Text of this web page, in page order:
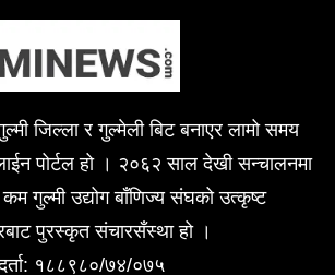
जिल्ला र गुल्मेली बिट बनाएर लामो समय
पोर्टल हो । २०६२ साल देखी सन्चालनमा
गुल्मी उद्योग बाँणिज्य संघको उत्कृष्ट
पुरस्कृत संचारसँस्था हो ।
दर्ता: १८८९८०/७४/०७५